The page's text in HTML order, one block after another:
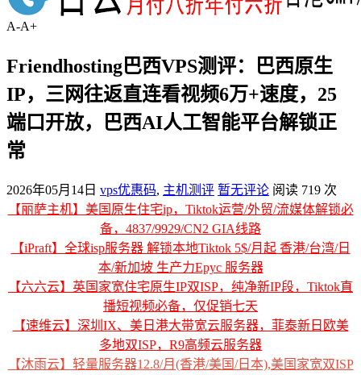
A-A+
Friendhosting巴西VPS测评：巴西原生
IP，三网往返直连看视频6万+速度，25
端口开放，巴西AI人工智能平台解锁正
常
2026年05月14日 vps优惠码, 主机测评 暂无评论 阅读 719 次
【丽萨主机】美国原生住宅ip，Tiktok运营/外贸/流媒体解锁必
备，4837/9929/CN2 GIA线路
【iPraft】全球isp服务器 解锁本地Tiktok 5$/月起 香港/台湾/日
本/新加坡 生产力Epyc 服务器
【六六云】英国家宽住宅原生IP双ISP，纯净新IP段，Tiktok直
播短视频必备，仅促销七天
【速维云】深圳IX、美日港大带宽云服务器，菲泰新日欧美
多地双ISP，R9高频云服务器
【沐雨云】轻量服务器12.8/月(香港/美国/日本),美国家宽双ISP